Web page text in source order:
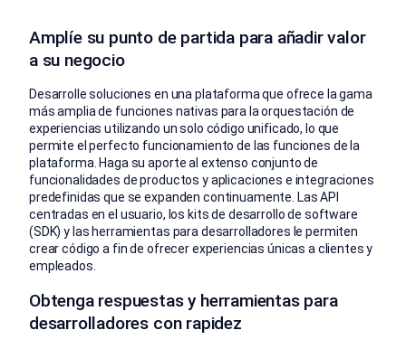
Amplíe su punto de partida para añadir valor
a su negocio
Desarrolle soluciones en una plataforma que ofrece la gama
más amplia de funciones nativas para la orquestación de
experiencias utilizando un solo código unificado, lo que
permite el perfecto funcionamiento de las funciones de la
plataforma. Haga su aporte al extenso conjunto de
funcionalidades de productos y aplicaciones e integraciones
predefinidas que se expanden continuamente. Las API
centradas en el usuario, los kits de desarrollo de software
(SDK) y las herramientas para desarrolladores le permiten
crear código a fin de ofrecer experiencias únicas a clientes y
empleados.
Obtenga respuestas y herramientas para
desarrolladores con rapidez